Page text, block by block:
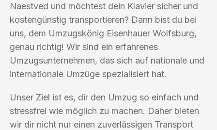
Naestved und möchtest dein Klavier sicher und
kostengünstig transportieren? Dann bist du bei
uns, dem Umzugskönig Eisenhauer Wolfsburg,
genau richtig! Wir sind ein erfahrenes
Umzugsunternehmen, das sich auf nationale und
internationale Umzüge spezialisiert hat.
Unser Ziel ist es, dir den Umzug so einfach und
stressfrei wie möglich zu machen. Daher bieten
wir dir nicht nur einen zuverlässigen Transport